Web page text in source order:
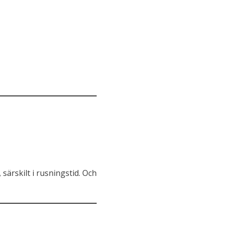
i rusningstid. Och